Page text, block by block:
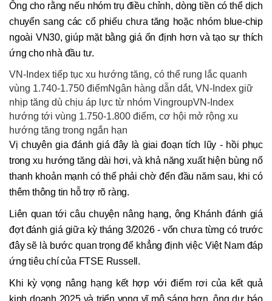
Ông cho rằng nếu nhóm trụ điều chỉnh, dòng tiền có thể dịch
chuyển sang các cổ phiếu chưa tăng hoặc nhóm blue-chip
ngoài VN30, giúp mặt bằng giá ổn định hơn và tạo sự thích
ứng cho nhà đầu tư.
VN-Index tiếp tục xu hướng tăng, có thể rung lắc quanh
vùng 1.740-1.750 điểmNgân hàng dẫn dắt, VN-Index giữ
nhịp tăng dù chịu áp lực từ nhóm VingroupVN-Index
hướng tới vùng 1.750-1.800 điểm, cơ hội mở rộng xu
hướng tăng trong ngắn hạn
Vị chuyên gia đánh giá đây là giai đoạn tích lũy - hồi phục
trong xu hướng tăng dài hơi, và khả năng xuất hiện bùng nổ
thanh khoản mạnh có thể phải chờ đến đầu năm sau, khi có
thêm thông tin hỗ trợ rõ ràng.
Liên quan tới câu chuyện nâng hạng, ông Khánh đánh giá
đợt đánh giá giữa kỳ tháng 3/2026 - vốn chưa từng có trước
đây sẽ là bước quan trọng để khẳng định việc Việt Nam đáp
ứng tiêu chí của FTSE Russell.
Khi kỳ vọng nâng hạng kết hợp với điểm rơi của kết quả
kinh doanh 2025 và triển vọng vĩ mô sáng hơn, ông dự báo